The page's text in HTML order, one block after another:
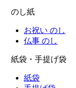
のし紙
お祝い のし
仏事 のし
紙袋・手提げ袋
紙袋